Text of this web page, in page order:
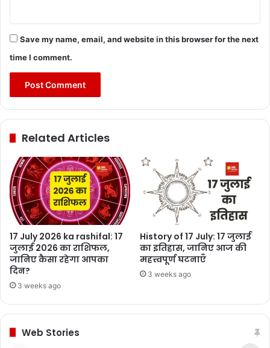
Save my name, email, and website in this browser for the next
time I comment.
Related Articles
17 July 2026 ka rashifal: 17
जुलाई 2026 का राशिफल,
जानिए कैसा रहेगा आपका
दिन?
3 weeks ago
History of 17 July: 17 जुलाई
का इतिहास, जानिए आज की
महत्त्वपूर्ण घटनाएँ
3 weeks ago
Web Stories